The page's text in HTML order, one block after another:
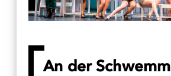
An der Schwemm